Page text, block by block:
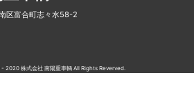
区富合町志々水58-2
2020 株式会社 南陽重車輌 All Rights Reverved.